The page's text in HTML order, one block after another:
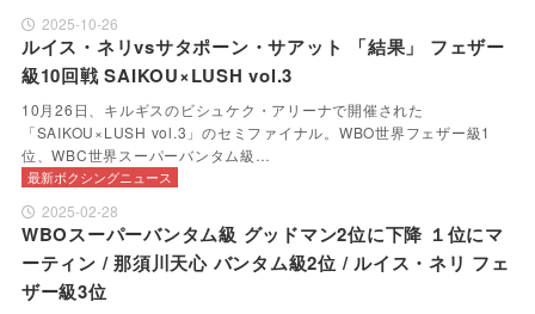
2025-10-26
ルイス・ネリvsサタポーン・サアット 「結果」 フェザー
級10回戦 SAIKOU×LUSH vol.3
10月26日、キルギスのビシュケク・アリーナで開催された
「SAIKOU×LUSH vol.3」のセミファイナル。WBO世界フェザー級1
位、WBC世界スーパーバンタム級…
最新ボクシングニュース
2025-02-28
WBOスーパーバンタム級 グッドマン2位に下降 １位にマ
ーティン / 那須川天心 バンタム級2位 / ルイス・ネリ フェ
ザー級3位